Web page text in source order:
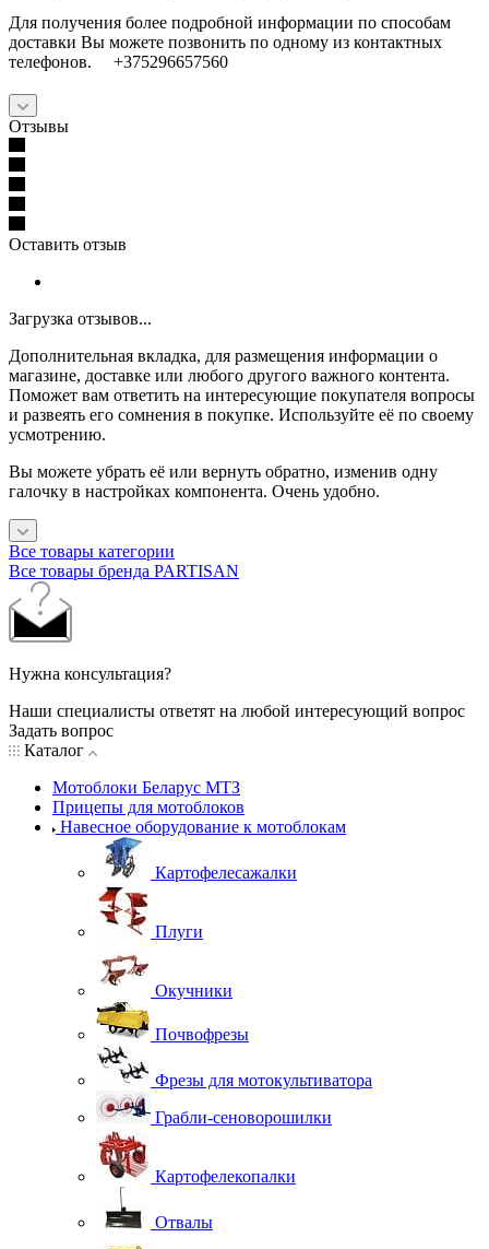
Для получения более подробной информации по способам
доставки Вы можете позвонить по одному из контактных
телефонов. +375296657560
Отзывы
Оставить отзыв
Загрузка отзывов...
Дополнительная вкладка, для размещения информации о
магазине, доставке или любого другого важного контента.
Поможет вам ответить на интересующие покупателя вопросы
и развеять его сомнения в покупке. Используйте её по своему
усмотрению.
Вы можете убрать её или вернуть обратно, изменив одну
галочку в настройках компонента. Очень удобно.
Все товары категории
Все товары бренда PARTISAN
Нужна консультация?
Наши специалисты ответят на любой интересующий вопрос
Задать вопрос
Каталог
Мотоблоки Беларус МТЗ
Прицепы для мотоблоков
Навесное оборудование к мотоблокам
Картофелесажалки
Плуги
Окучники
Почвофрезы
Фрезы для мотокультиватора
Грабли-сеноворошилки
Картофелекопалки
Отвалы